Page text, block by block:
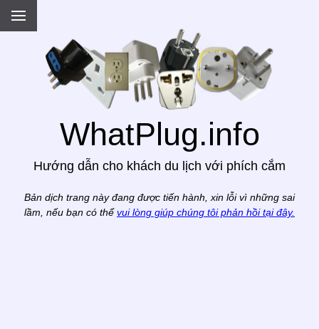
WhatPlug.info
Hướng dẫn cho khách du lịch với phích cắm
Bản dịch trang này đang được tiến hành, xin lỗi vì những sai
lầm, nếu bạn có thể vui lòng giúp chúng tôi phản hồi tại đây.